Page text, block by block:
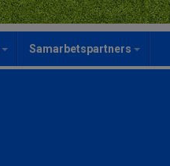
Samarbetspartners